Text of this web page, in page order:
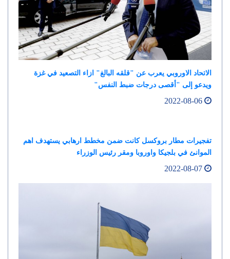
الاتحاد الاوروبي يعرب عن "قلقه البالغ" ازاء التصعيد في غزة
ويدعو إلى "أقصى درجات ضبط النفس"
تفجيرات مطار بروكسل كانت ضمن مخطط ارهابي يستهدف اهم
الموانئ في بلجيكا واوروبا ومقر رئيس الوزراء